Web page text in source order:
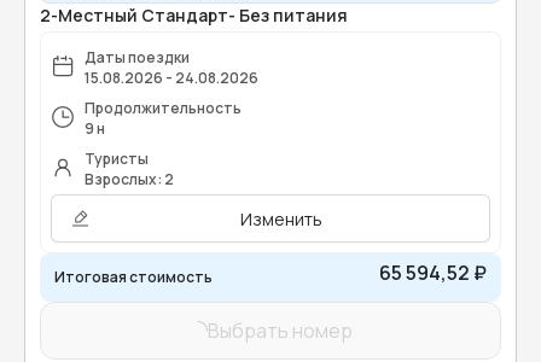
2-Местный Стандарт- Без питания
Даты поездки
15.08.2026 - 24.08.2026
Продолжительность
9 н
Туристы
Взрослых: 2
Изменить
Итоговая стоимость 65 594,52 ₽
Выбрать номер